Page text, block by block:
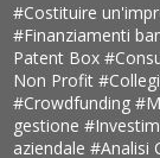
#Costituire
#Finanziamenti
Patent Box
Non Profit
#Crowdfunding
gestione
aziendale#Analisi